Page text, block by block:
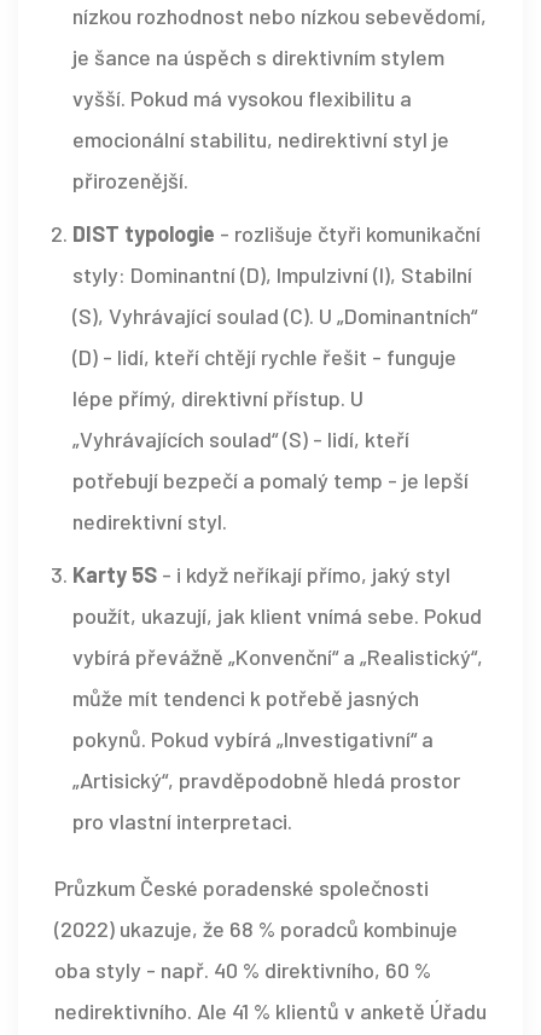
nízkou rozhodnost nebo nízkou sebevědomí,
je šance na úspěch s direktivním stylem
vyšší. Pokud má vysokou flexibilitu a
emocionální stabilitu, nedirektivní styl je
přirozenější.
DIST typologie - rozlišuje čtyři komunikační
styly: Dominantní (D), Impulzivní (I), Stabilní
(S), Vyhrávající soulad (C). U „Dominantních“
(D) - lidí, kteří chtějí rychle řešit - funguje
lépe přímý, direktivní přístup. U
„Vyhrávajících soulad“ (S) - lidí, kteří
potřebují bezpečí a pomalý temp - je lepší
nedirektivní styl.
Karty 5S - i když neříkají přímo, jaký styl
použít, ukazují, jak klient vnímá sebe. Pokud
vybírá převážně „Konvenční“ a „Realistický“,
může mít tendenci k potřebě jasných
pokynů. Pokud vybírá „Investigativní“ a
„Artisický“, pravděpodobně hledá prostor
pro vlastní interpretaci.
Průzkum České poradenské společnosti
(2022) ukazuje, že 68 % poradců kombinuje
oba styly - např. 40 % direktivního, 60 %
nedirektivního. Ale 41 % klientů v anketě Úřadu